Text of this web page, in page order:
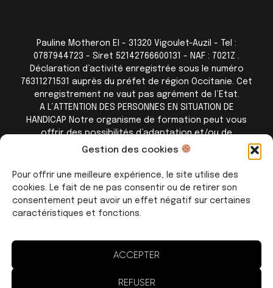
Gestion des cookies
Pour offrir une meilleure expérience, le site utilise des
cookies. Le fait de ne pas consentir ou de retirer son
consentement peut avoir un effet négatif sur certaines
caractéristiques et fonctions.
ACCEPTER
REFUSER
Pauline Motheron EI - 31320 Vigoulet-Auzil - Tel :
0787944723 - Siret 52142766600131 - NAF : 7021Z .
Déclaration d’activité enregistrée sous le numéro
76311271531 auprès du préfet de région Occitanie. Cet
enregistrement ne vaut pas agrément de l’Etat.
A L’ATTENTION DES PERSONNES EN SITUATION DE
HANDICAP Notre organisme de formation peut vous
offrir des possibilités d’adaptation et/ou de
compensations spécifiques si elles sont nécessaires à
rencontrez une quelconque difficulté nous vous
remercions de contacter directement Pauline
Motheron au 07 87 94 47 23
Les CGV c'est pas pour faire joli